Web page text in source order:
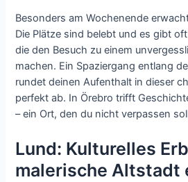
Besonders am Wochenende
Die Plätze sind belebt und es gibt
die den Besuch zu einem
machen. Ein Spaziergang entlang
rundet deinen Aufenthalt in dieser
perfekt ab. In Örebro trifft
– ein Ort, den du nicht verpassen
Lund: Kulturelles
malerische Altstadt